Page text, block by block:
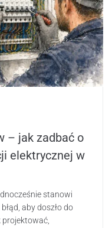
– jak zadbać o
elektrycznej w
stanowi
aby doszło do